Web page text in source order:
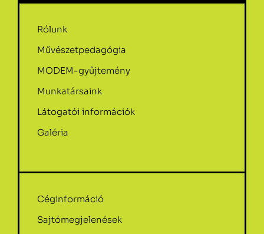
Rólunk
Művészetpedagógia
MODEM-gyűjtemény
Munkatársaink
Látogatói információk
Galéria
Céginformáció
Sajtómegjelenések